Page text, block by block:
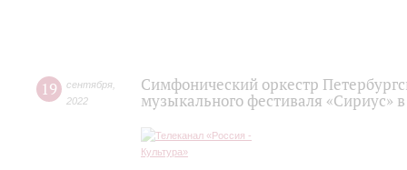
19 сентября
2022
Симфонический оркестр
музыкального фестиваля «Сириус»